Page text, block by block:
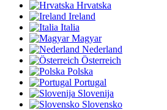
Hrvatska
Ireland
Italia
Magyar
Nederland
Österreich
Polska
Portugal
Slovenija
Slovensko